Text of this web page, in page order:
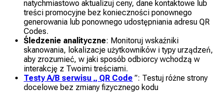
natychmiastowo aktualizuj ceny, dane kontaktowe lub
treści promocyjne bez konieczności ponownego
generowania lub ponownego udostępniania adresu QR
Codes.
Śledzenie analityczne: Monitoruj wskaźniki
skanowania, lokalizacje użytkowników i typy urządzeń,
aby zrozumieć, w jaki sposób odbiorcy wchodzą w
interakcję z Twoimi treściami.
Testy A/B serwisu „ QR Code ”: Testuj różne strony
docelowe bez zmiany fizycznego kodu